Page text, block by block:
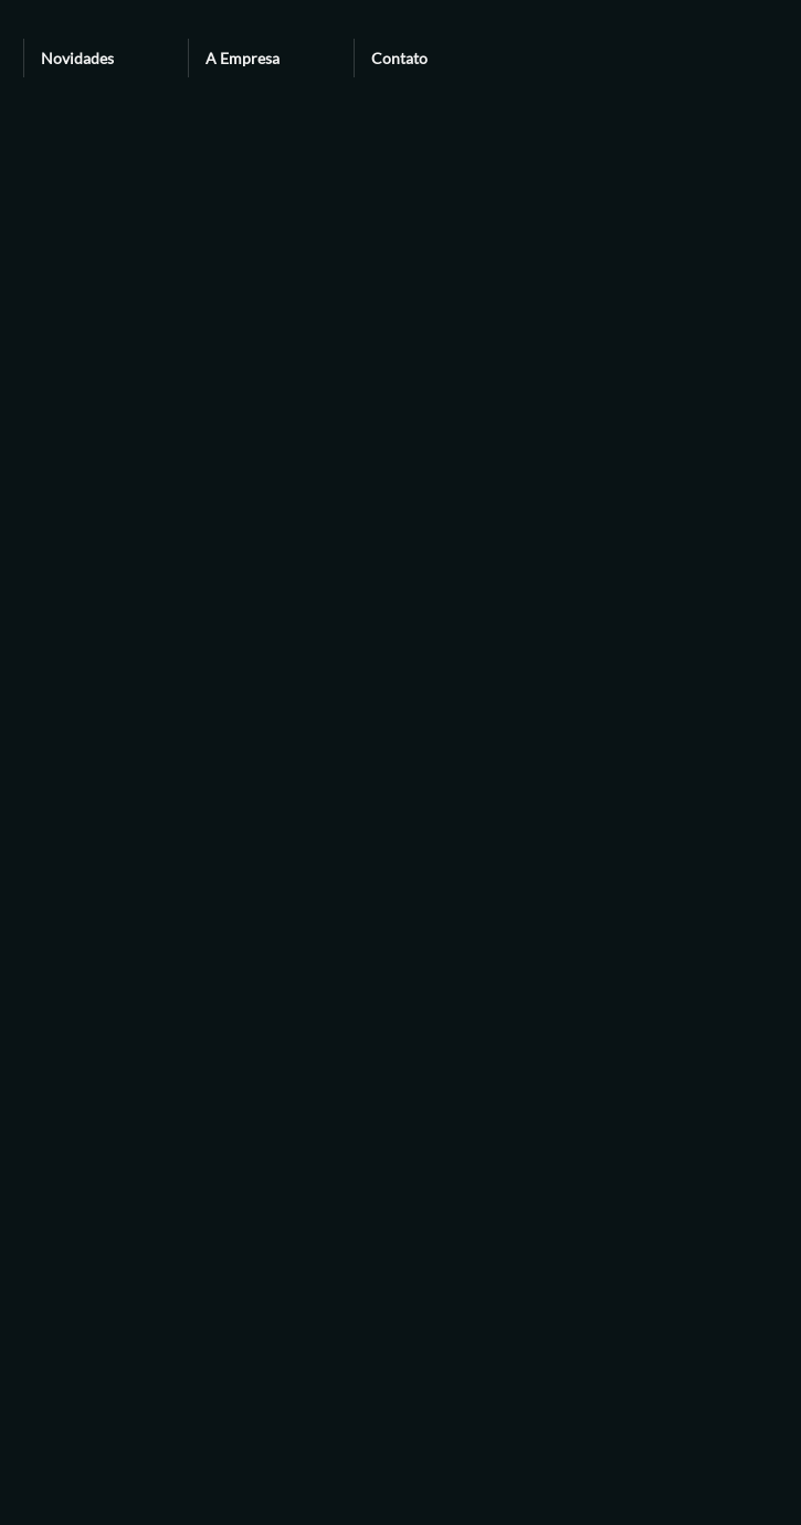
Novidades A Empresa Contato